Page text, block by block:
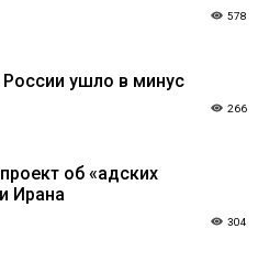
578
ушло в минус
266
об «адских
Ирана
304